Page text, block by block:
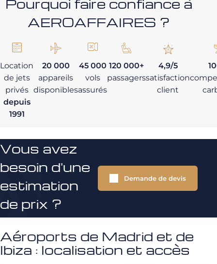
Pourquoi faire confiance à
AEROAFFAIRES ?
Location
de jets
privés
depuis
1991
20 000
appareils
disponibles
45 000
vols
assurés
120 000+
passagers
4,9/5
satisfaction
client
Vous avez
besoin d'une
estimation
de prix ?
Demande de devis
Aéroports de Madrid et de
Ibiza : localisation et accès